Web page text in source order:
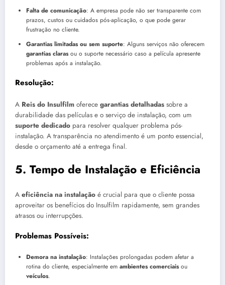
Falta de comunicação: A empresa pode não ser transparente com
prazos, custos ou cuidados pós-aplicação, o que pode gerar
frustração no cliente.
Garantias limitadas ou sem suporte: Alguns serviços não oferecem
garantias clarasou o suporte necessário caso a película apresente
problemas após a instalação.
Resolução:
A Reis do Insulfilm oferece garantias detalhadas sobre a
durabilidade das películas e o serviço de instalação, com um
suporte dedicado para resolver qualquer problema pós-
instalação. A transparência no atendimento é um ponto essencial,
desde o orçamento até a entrega final.
5. Tempo de Instalação e Eficiência
A eficiência na instalação é crucial para que o cliente possa
aproveitar os benefícios do Insulfilm rapidamente, sem grandes
atrasos ou interrupções.
Problemas Possíveis:
Demora na instalação: Instalações prolongadas podem afetar a
rotina do cliente, especialmente em ambientes comerciaisou
veículos.